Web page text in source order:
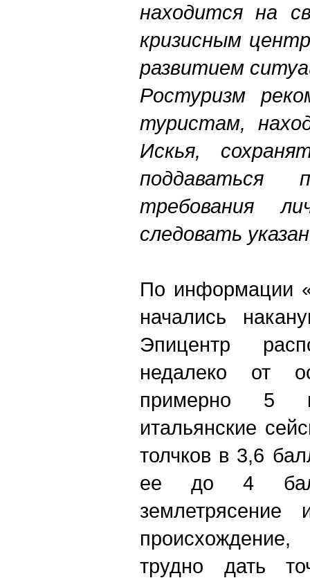
находится на
кризисным
развитием
Ростуризм
туристам,
Искья,
поддаваться
требования
следовать
По информации
начались
Эпицентр
недалеко от
примерно 5
итальянские
толчков в 3,6
ее до 4
землетрясение
трудно дать